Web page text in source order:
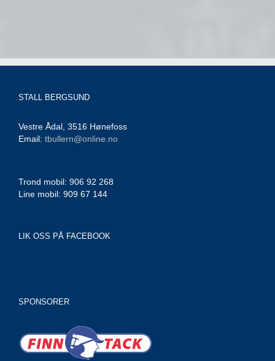
STALL BERGSUND
Vestre Ådal, 3516 Hønefoss
Email: tbullern@online.no
Trond mobil: 906 92 268
Line mobil: 909 67 144
LIK OSS PÅ FACEBOOK
SPONSORER